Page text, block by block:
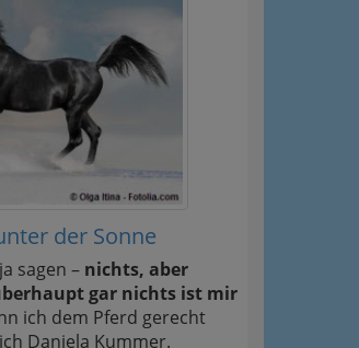
der Sonne
sagen – nichts, aber
gar nichts ist mir
ich dem Pferd gerecht
Daniela Kummer.